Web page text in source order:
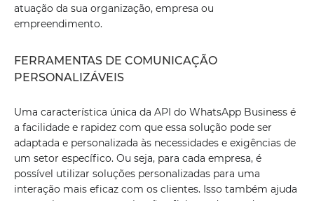
atuação da sua organização, empresa ou
empreendimento.
FERRAMENTAS DE COMUNICAÇÃO
PERSONALIZÁVEIS
Uma característica única da API do WhatsApp Business é
a facilidade e rapidez com que essa solução pode ser
adaptada e personalizada às necessidades e exigências de
um setor específico. Ou seja, para cada empresa, é
possível utilizar soluções personalizadas para uma
interação mais eficaz com os clientes. Isso também ajuda